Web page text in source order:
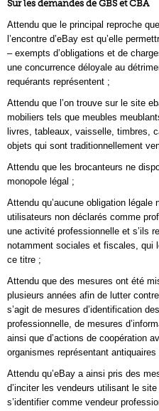
Sur les demandes de GBS et CBA
Attendu que le principal reproche
l’encontre d’eBay est qu’elle
– exempts d’obligations et de
une concurrence déloyale au
requérants représentent ;
Attendu que l’on trouve sur le site
mobiliers tels que meubles
livres, tableaux, vaisselle, timbres,
objets qui sont traditionnellement
Attendu que les brocanteurs ne
monopole légal ;
Attendu qu’aucune obligation légale
utilisateurs non déclarés comme
une activité professionnelle et s’ils
notamment sociales et fiscales, qui
ce titre ;
Attendu que des mesures ont été
plusieurs années afin de lutter
s’agit de mesures d’identification
professionnelle, de mesures
ainsi que d’actions de coopération
organismes représentant
Attendu qu’eBay a ainsi pris des
d’inciter les vendeurs utilisant le
s’identifier comme vendeur